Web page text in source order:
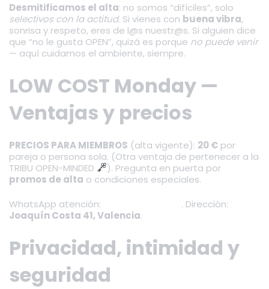
Desmitificamos el alta: no somos “difíciles”, solo
selectivos con la actitud. Si vienes con buena vibra,
sonrisa y respeto, eres de l@s nuestr@s. Si alguien dice
que “no le gusta OPEN”, quizá es porque no puede venir
— aquí cuidamos el ambiente, siempre.
LOW COST Monday —
Ventajas y precios
PRECIOS PARA MIEMBROS (alta vigente): 20 € por
pareja o persona sola. (Otra ventaja de pertenecer a la
TRIBU OPEN-MINDED
). Pregunta en puerta por
promos de alta o condiciones especiales.
WhatsApp atención:
. Dirección:
Joaquín Costa 41, Valencia.
Privacidad, intimidad y
seguridad